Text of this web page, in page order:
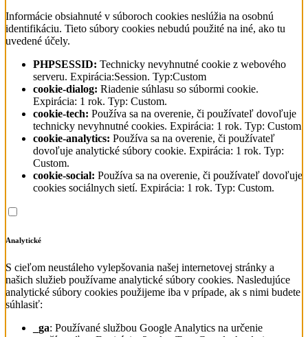
Informácie obsiahnuté v súboroch cookies neslúžia na osobnú
identifikáciu. Tieto súbory cookies nebudú použité na iné, ako tu
uvedené účely.
PHPSESSID: Technicky nevyhnutné cookie z webového
serveru. Expirácia:Session. Typ:Custom
cookie-dialog: Riadenie súhlasu so súbormi cookie.
Expirácia: 1 rok. Typ: Custom.
cookie-tech: Používa sa na overenie, či používateľ dovoľuje
technicky nevyhnutné cookies. Expirácia: 1 rok. Typ: Custom
cookie-analytics: Používa sa na overenie, či používateľ
dovoľuje analytické súbory cookie. Expirácia: 1 rok. Typ:
Custom.
cookie-social: Používa sa na overenie, či používateľ dovoľuje
cookies sociálnych sietí. Expirácia: 1 rok. Typ: Custom.
Analytické
S cieľom neustáleho vylepšovania našej internetovej stránky a
našich služieb používame analytické súbory cookies. Nasledujúce
analytické súbory cookies použijeme iba v prípade, ak s nimi budete
súhlasiť:
_ga: Používané službou Google Analytics na určenie